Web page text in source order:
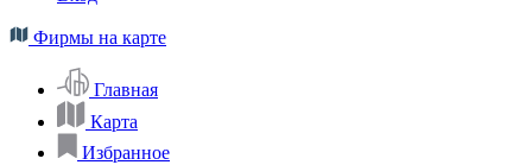
Фирмы на карте
Главная
Карта
Избранное